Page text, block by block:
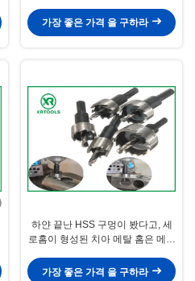
가장 좋은 가격 을 구하라
하얀 끝난 HSS 구멍이 봤다고, 세
로홈이 형성된 치아 메탈 홈은 메탈
가장 좋은 가격 을 구하라